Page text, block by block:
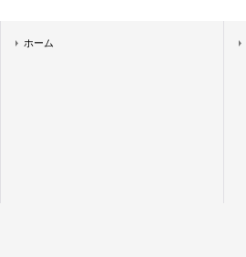
ホーム